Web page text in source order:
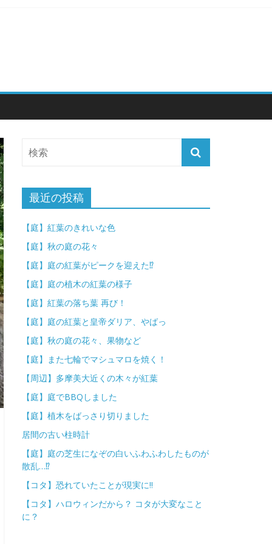
最近の投稿
【庭】紅葉のきれいな色
【庭】秋の庭の花々
【庭】庭の紅葉がピークを迎えた⁉
【庭】庭の植木の紅葉の様子
【庭】紅葉の落ち葉 再び！
【庭】庭の紅葉と皇帝ダリア、やばっ
【庭】秋の庭の花々、果物など
【庭】また七輪でマシュマロを焼く！
【周辺】多摩美大近くの木々が紅葉
【庭】庭でBBQしました
【庭】植木をばっさり切りました
居間の古い柱時計
【庭】庭の芝生になぞの白いふわふわしたものが
散乱…⁉
【コタ】恐れていたことが現実に!!
【コタ】ハロウィンだから？ コタが大変なこと
に？